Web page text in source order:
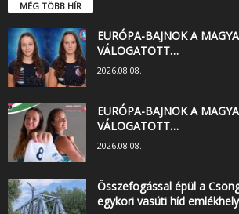
MÉG TÖBB HÍR
EURÓPA-BAJNOK A
VÁLOGATOTT…
2026.08.08.
EURÓPA-BAJNOK A
VÁLOGATOTT…
2026.08.08.
Összefogással épül a
egykori vasúti híd